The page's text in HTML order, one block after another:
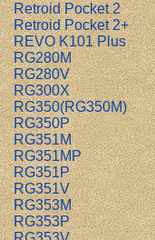
Retroid Pocket 2
Retroid Pocket 2+
REVO K101 Plus
RG280M
RG280V
RG300X
RG350(RG350M)
RG350P
RG351M
RG351MP
RG351P
RG351V
RG353M
RG353P